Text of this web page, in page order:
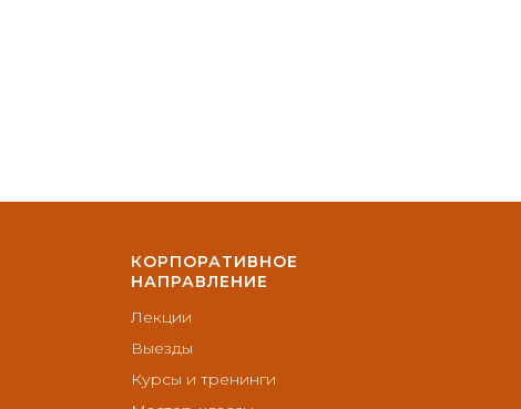
КОРПОРАТИВНОЕ
НАПРАВЛЕНИЕ
Лекции
Выезды
Курсы и тренинги